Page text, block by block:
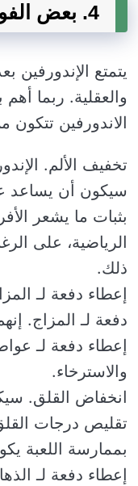
4. بعض الفوائد العظيمة لـ الاندورفين
يتمتع الإندورفين
والعقلية. ربما
الاندورفين تتكون
تخفيف الألم.
سيكون أن يساعد
بثبات ما يشعر
الرياضية، على
ذلك.
إعطاء دفعة لـ
دفعة لـ المزاج.
إعطاء دفعة لـ
والاسترخاء.
انخفاض القلق.
تقليص درجات
بممارسة اللعبة
إعطاء دفعة لـ